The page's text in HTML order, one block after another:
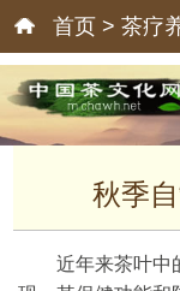
首页 > 茶疗
秋季
近年来茶叶中